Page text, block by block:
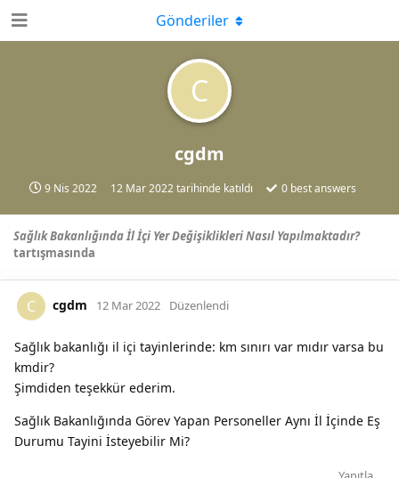
C
cgdm
9 Nis 2022 12 Mar 2022tarihinde katıldı 0 best answers
Gönderiler
Sağlık Bakanlığında İl İçi Yer Değişiklikleri Nasıl Yapılmaktadır?
tartışmasında
C cgdm 12 Mar 2022 Düzenlendi
Sağlık bakanlığı il içi tayinlerinde: km sınırı var mıdır varsa bu
kmdir?
Şimdiden teşekkür ederim.
Sağlık Bakanlığında Görev Yapan Personeller Aynı İl İçinde Eş
Durumu Tayini İsteyebilir Mi?